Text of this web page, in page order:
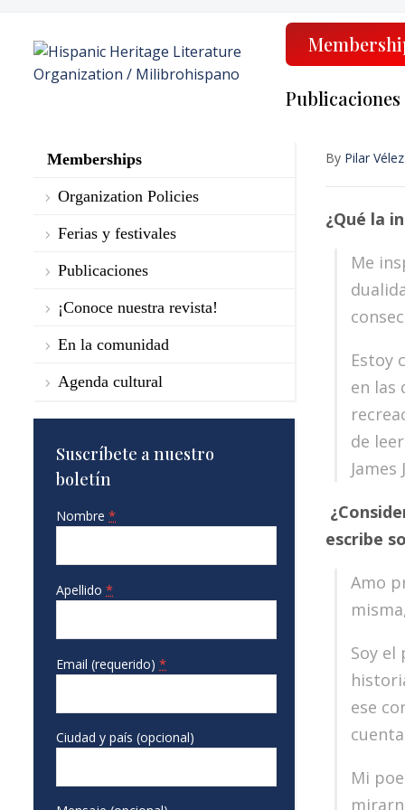
Publicaciones
Memberships
Organization Policies
Ferias y festivales
Publicaciones
¡Conoce nuestra revista!
En la comunidad
Agenda cultural
Suscríbete a nuestro
boletín
Nombre *
Apellido *
Email (requerido) *
Ciudad y país (opcional)
By Pilar Vélez
¿Qué la
Me
Estoy
en las
de
James
¿
escribe
Amo
Soy
ese
Mi